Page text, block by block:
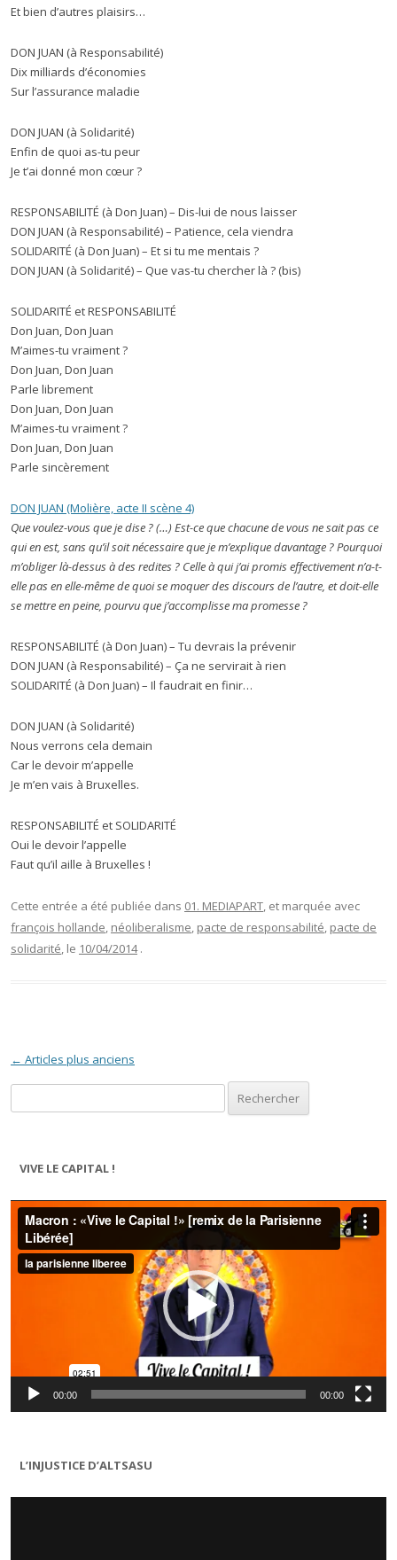
Et bien d’autres plaisirs…
DON JUAN (à Responsabilité)
Dix milliards d’économies
Sur l’assurance maladie
DON JUAN (à Solidarité)
Enfin de quoi as-tu peur
Je t’ai donné mon cœur ?
RESPONSABILITÉ (à Don Juan) – Dis-lui de nous laisser
DON JUAN (à Responsabilité) – Patience, cela viendra
SOLIDARITÉ (à Don Juan) – Et si tu me mentais ?
DON JUAN (à Solidarité) – Que vas-tu chercher là ? (bis)
SOLIDARITÉ et RESPONSABILITÉ
Don Juan, Don Juan
M’aimes-tu vraiment ?
Don Juan, Don Juan
Parle librement
Don Juan, Don Juan
M’aimes-tu vraiment ?
Don Juan, Don Juan
Parle sincèrement
DON JUAN (Molière, acte II scène 4)
Que voulez-vous que je dise ? (…) Est-ce que chacune de vous ne sait pas ce
qui en est, sans qu’il soit nécessaire que je m’explique davantage ? Pourquoi
m’obliger là-dessus à des redites ? Celle à qui j’ai promis effectivement n’a-t-
elle pas en elle-même de quoi se moquer des discours de l’autre, et doit-elle
se mettre en peine, pourvu que j’accomplisse ma promesse ?
RESPONSABILITÉ (à Don Juan) – Tu devrais la prévenir
DON JUAN (à Responsabilité) – Ça ne servirait à rien
SOLIDARITÉ (à Don Juan) – Il faudrait en finir…
DON JUAN (à Solidarité)
Nous verrons cela demain
Car le devoir m’appelle
Je m’en vais à Bruxelles.
RESPONSABILITÉ et SOLIDARITÉ
Oui le devoir l’appelle
Faut qu’il aille à Bruxelles !
Cette entrée a été publiée dans 01. MEDIAPART, et marquée avec
françois hollande, néoliberalisme, pacte de responsabilité, pacte de
solidarité, le 10/04/2014 .
Navigation des articles
← Articles plus anciens
VIVE LE CAPITAL !
Lecteur
vidéo
00:00 00:00
L’INJUSTICE D’ALTSASU
Lecteur